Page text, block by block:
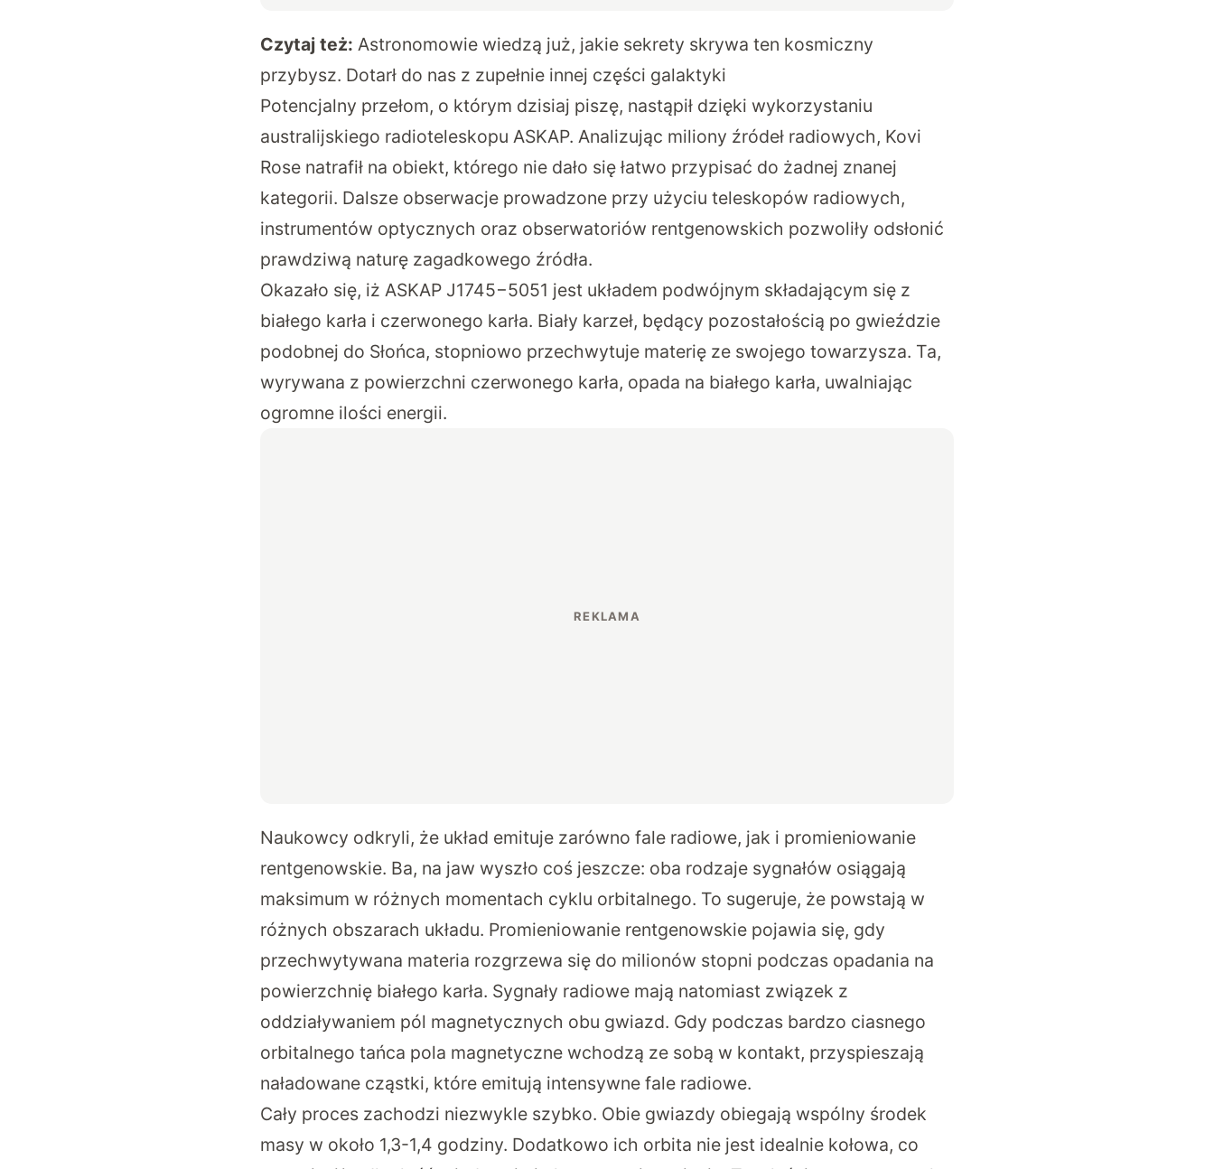
Czytaj też: Astronomowie wiedzą już, jakie sekrety skrywa ten kosmiczny
przybysz. Dotarł do nas z zupełnie innej części galaktyki
Potencjalny przełom, o którym dzisiaj piszę, nastąpił dzięki wykorzystaniu
australijskiego radioteleskopu ASKAP. Analizując miliony źródeł radiowych, Kovi
Rose natrafił na obiekt, którego nie dało się łatwo przypisać do żadnej znanej
kategorii. Dalsze obserwacje prowadzone przy użyciu teleskopów radiowych,
instrumentów optycznych oraz obserwatoriów rentgenowskich pozwoliły odsłonić
prawdziwą naturę zagadkowego źródła.
Okazało się, iż ASKAP J1745−5051 jest układem podwójnym składającym się z
białego karła i czerwonego karła. Biały karzeł, będący pozostałością po gwieździe
podobnej do Słońca, stopniowo przechwytuje materię ze swojego towarzysza. Ta,
wyrywana z powierzchni czerwonego karła, opada na białego karła, uwalniając
ogromne ilości energii.
Naukowcy odkryli, że układ emituje zarówno fale radiowe, jak i promieniowanie
rentgenowskie. Ba, na jaw wyszło coś jeszcze: oba rodzaje sygnałów osiągają
maksimum w różnych momentach cyklu orbitalnego. To sugeruje, że powstają w
różnych obszarach układu. Promieniowanie rentgenowskie pojawia się, gdy
przechwytywana materia rozgrzewa się do milionów stopni podczas opadania na
powierzchnię białego karła. Sygnały radiowe mają natomiast związek z
oddziaływaniem pól magnetycznych obu gwiazd. Gdy podczas bardzo ciasnego
orbitalnego tańca pola magnetyczne wchodzą ze sobą w kontakt, przyspieszają
naładowane cząstki, które emitują intensywne fale radiowe.
Cały proces zachodzi niezwykle szybko. Obie gwiazdy obiegają wspólny środek
masy w około 1,3-1,4 godziny. Dodatkowo ich orbita nie jest idealnie kołowa, co